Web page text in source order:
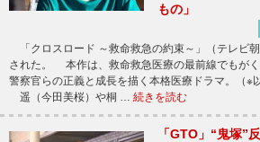
もの」
「クロスロード ～救命救急の約束～」（テレビ
された。 本作は、救命救急医療の最前線でもがく
警察官らの正義と成長を描く本格医療ドラマ。（※
遥（今田美桜）や桐 … 続きを読む
「GTO」“鬼塚”